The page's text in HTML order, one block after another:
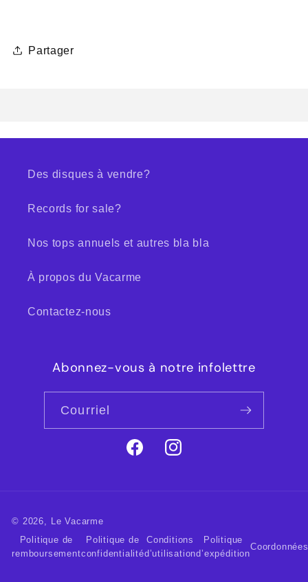
Partager
Des disques à vendre?
Records for sale?
Nos tops annuels et autres bla bla
À propos du Vacarme
Contactez-nous
Abonnez-vous à notre infolettre
Courriel
FacebookInstagram
© 2026,
Le Vacarme
Politique de
remboursement
Politique de
confidentialité
Conditions
d’utilisation
Politique
d’expédition
Coordonnées